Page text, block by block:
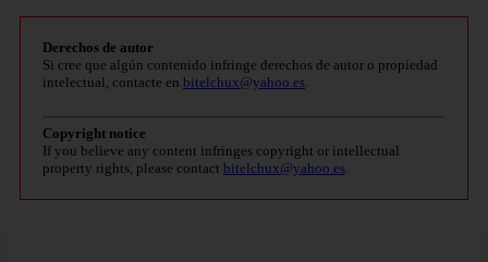
Derechos de autor
Si cree que algún contenido infringe derechos de autor o propiedad
intelectual, contacte en bitelchux@yahoo.es.
Copyright notice
If you believe any content infringes copyright or intellectual
property rights, please contact bitelchux@yahoo.es.